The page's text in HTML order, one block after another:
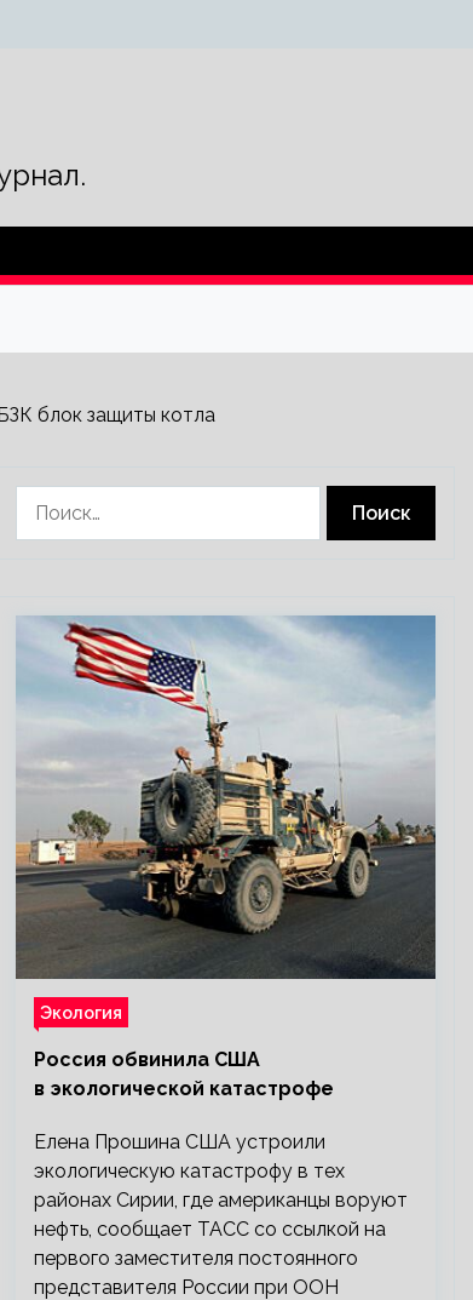
блок защиты котла
Экология
Россия обвинила США
в экологической катастрофе
Елена Прошина США устроили
экологическую катастрофу в тех
районах Сирии, где американцы воруют
нефть, сообщает ТАСС со ссылкой на
первого заместителя постоянного
представителя России при ООН